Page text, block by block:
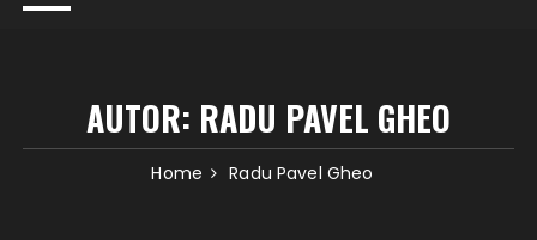
AUTOR: RADU PAVEL GHEO
Home Radu Pavel Gheo